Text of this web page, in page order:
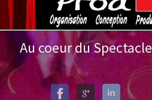
Au coeur du Spectacle